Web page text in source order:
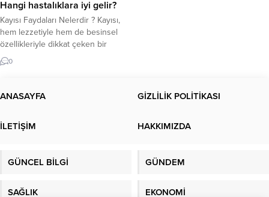
Hangi hastalıklara iyi gelir?
Kayısı Faydaları Nelerdir ? Kayısı,
hem lezzetiyle hem de besinsel
özellikleriyle dikkat çeken bir
meyvedir. Özellikle yaz aylarında
taze olarak tüketilmesi, sıcak
Bunun yanı sıra, kayısı
mineral bileşenleri, çok çeşitli
0
ANASAYFA GİZLİLİK POLİTİKASI
İLETİŞİM HAKKIMIZDA
GÜNCEL BİLGİ GÜNDEM
SAĞLIK EKONOMİ